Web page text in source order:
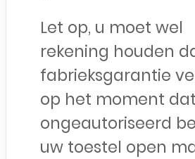
Let op, u moet wel
rekening houden
fabrieksgarantie
op het moment
ongeautoriseerd
uw toestel open